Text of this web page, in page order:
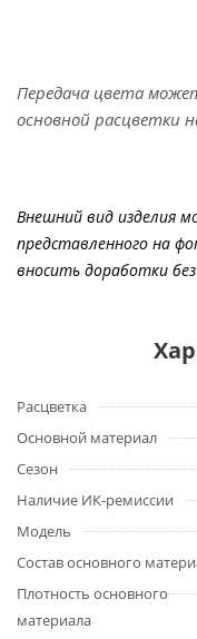
Передача цвета
основной расцветки
Внешний вид изделия
представленного на
вносить доработки
Расцветка
Основной материал
Сезон
Наличие ИК-ремиссии
Модель
Состав основного
Плотность основного
материала